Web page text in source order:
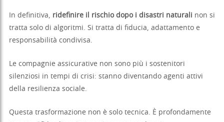
In definitiva, ridefinire il rischio dopo i disastri naturali non si
tratta solo di algoritmi. Si tratta di fiducia, adattamento e
responsabilità condivisa.
Le compagnie assicurative non sono più i sostenitori
silenziosi in tempi di crisi: stanno diventando agenti attivi
della resilienza sociale.
Questa trasformazione non è solo tecnica. È profondamente